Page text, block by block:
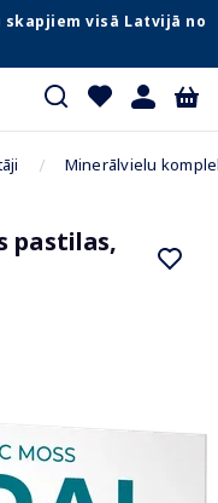
skapjiem visā Latvijā no
Minerālvielu
pastilas,